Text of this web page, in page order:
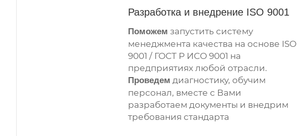
Разработка и внедрение ISO 9001
Поможем запустить систему
менеджмента качества на основе ISO
9001 / ГОСТ Р ИСО 9001 на
предприятиях любой отрасли.
Проведем диагностику, обучим
персонал, вместе с Вами
разработаем документы и внедрим
требования стандарта